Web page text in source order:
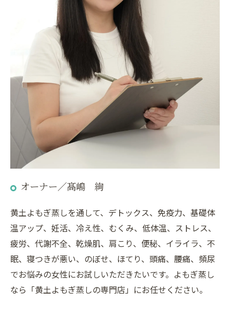
オーナー／髙嶋 絢
黄土よもぎ蒸しを通して、デトックス、免疫力、基礎体
温アップ、妊活、冷え性、むくみ、低体温、ストレス、
疲労、代謝不全、乾燥肌、肩こり、便秘、イライラ、不
眠、寝つきが悪い、のぼせ、ほてり、頭痛、腰痛、頻尿
でお悩みの女性にお試しいただきたいです。よもぎ蒸し
なら「黄土よもぎ蒸しの専門店」にお任せください。